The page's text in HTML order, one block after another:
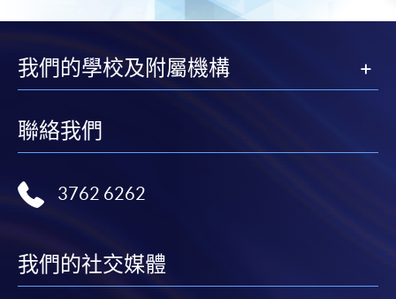
我們的學校及附屬機構
聯絡我們
3762 6262
我們的社交媒體